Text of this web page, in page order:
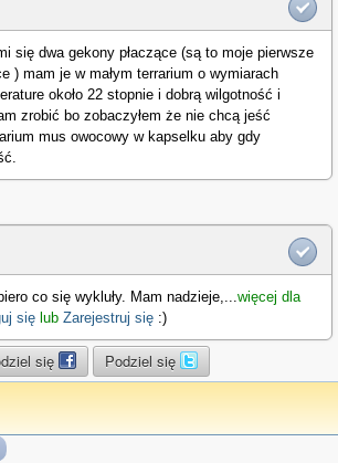
się dwa gekony płaczące (są to moje pierwsze
) mam je w małym terrarium o wymiarach
około 22 stopnie i dobrą wilgotność i
zrobić bo zobaczyłem że nie chcą jeść
mus owocowy w kapselku aby gdy
co się wykluły. Mam nadzieje,
więcej dla
się lub Zarejestruj się :)
się Podziel się